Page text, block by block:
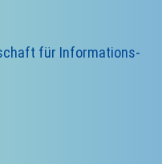
für Informations-